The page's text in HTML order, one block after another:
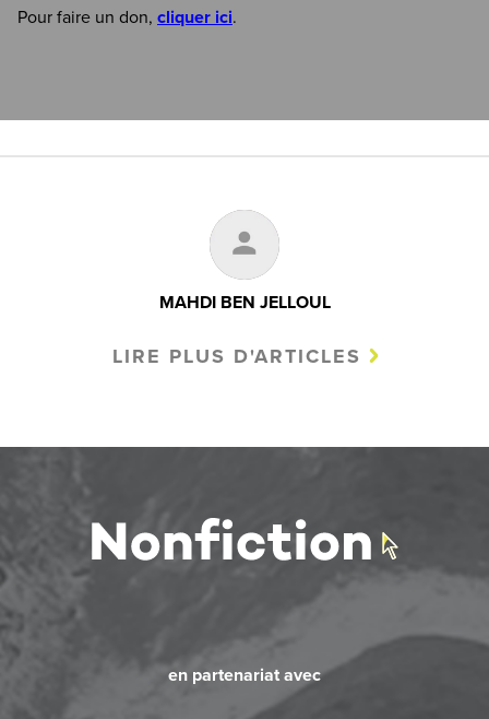
Pour faire un don, cliquer ici.
MAHDI BEN JELLOUL
LIRE PLUS D'ARTICLES
en partenariat avec